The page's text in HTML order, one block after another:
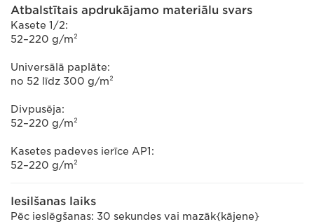
Atbalstītais apdrukājamo materiālu svars
Kasete 1/2:
52–220 g/m²
Universālā paplāte:
no 52 līdz 300 g/m²
Divpusēja:
52–220 g/m²
Kasetes padeves ierīce AP1:
52–220 g/m²
Iesilšanas laiks
Pēc ieslēgšanas: 30 sekundes vai mazāk{kājene}